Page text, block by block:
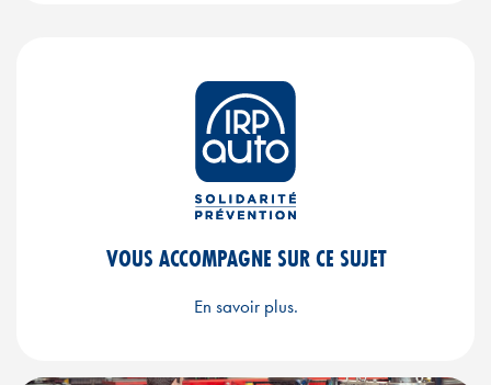
VOUS ACCOMPAGNE SUR CE SUJET
En savoir plus.